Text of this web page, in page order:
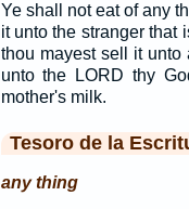
Ye shall not eat of any
it unto the stranger that
thou mayest sell it
unto the LORD thy
mother's milk.
Tesoro de la
any thing